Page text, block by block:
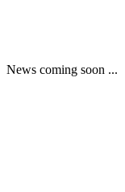
News coming soon ...